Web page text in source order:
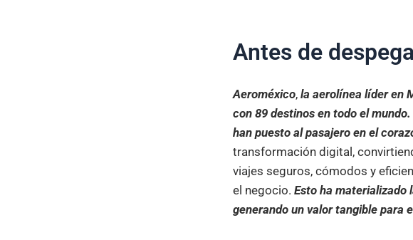
Antes de
Aeroméxico, la aerolínea líder en
con 89 destinos en todo el
han puesto al pasajero en el
transformación digital,
viajes seguros, cómodos y
el negocio. Esto ha materializado
generando un valor tangible para